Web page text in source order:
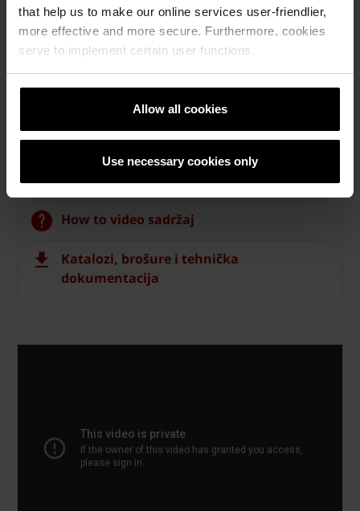
that help us to make our online services user-friendlier,
more effective and more secure. Furthermore, cookies
serve to implement certain user functions.
Allow all cookies
Use necessary cookies only
Semmelrock opločnici
Naručite Semmelrock CAD vizualizaciju
How to video sadržaj
Katalozi, brošure i tehnička
dokumentacija